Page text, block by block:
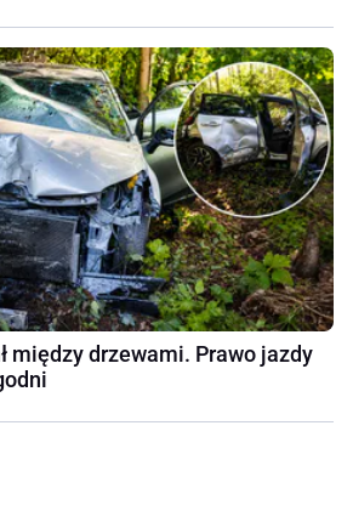
między drzewami. Prawo jazdy